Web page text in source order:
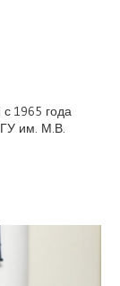
1965 года
им. М.В.